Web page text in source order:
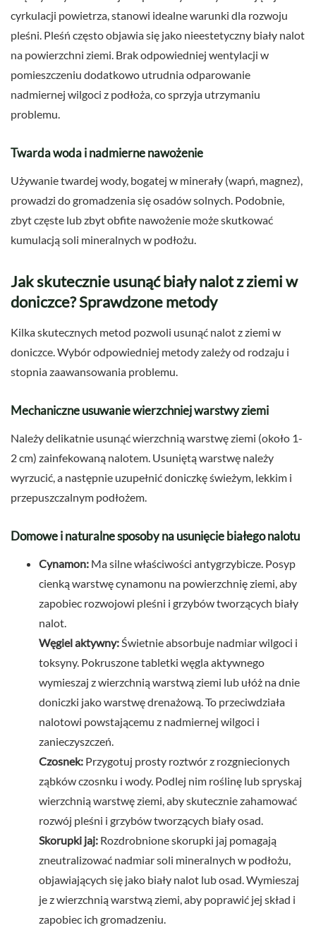
cyrkulacji powietrza, stanowi idealne warunki dla rozwoju
pleśni. Pleśń często objawia się jako nieestetyczny biały nalot
na powierzchni ziemi. Brak odpowiedniej wentylacji w
pomieszczeniu dodatkowo utrudnia odparowanie
nadmiernej wilgoci z podłoża, co sprzyja utrzymaniu
problemu.
Twarda woda i nadmierne nawożenie
Używanie twardej wody, bogatej w minerały (wapń, magnez),
prowadzi do gromadzenia się osadów solnych. Podobnie,
zbyt częste lub zbyt obfite nawożenie może skutkować
kumulacją soli mineralnych w podłożu.
Jak skutecznie usunąć biały nalot z ziemi w
doniczce? Sprawdzone metody
Kilka skutecznych metod pozwoli usunąć nalot z ziemi w
doniczce. Wybór odpowiedniej metody zależy od rodzaju i
stopnia zaawansowania problemu.
Mechaniczne usuwanie wierzchniej warstwy ziemi
Należy delikatnie usunąć wierzchnią warstwę ziemi (około 1-
2 cm) zainfekowaną nalotem. Usuniętą warstwę należy
wyrzucić, a następnie uzupełnić doniczkę świeżym, lekkim i
przepuszczalnym podłożem.
Domowe i naturalne sposoby na usunięcie białego nalotu
Cynamon: Ma silne właściwości antygrzybicze. Posyp
cienką warstwę cynamonu na powierzchnię ziemi, aby
zapobiec rozwojowi pleśni i grzybów tworzących biały
nalot.
Węgiel aktywny: Świetnie absorbuje nadmiar wilgoci i
toksyny. Pokruszone tabletki węgla aktywnego
wymieszaj z wierzchnią warstwą ziemi lub ułóż na dnie
doniczki jako warstwę drenażową. To przeciwdziała
nalotowi powstającemu z nadmiernej wilgoci i
zanieczyszczeń.
Czosnek: Przygotuj prosty roztwór z rozgniecionych
ząbków czosnku i wody. Podlej nim roślinę lub spryskaj
wierzchnią warstwę ziemi, aby skutecznie zahamować
rozwój pleśni i grzybów tworzących biały osad.
Skorupki jaj: Rozdrobnione skorupki jaj pomagają
zneutralizować nadmiar soli mineralnych w podłożu,
objawiających się jako biały nalot lub osad. Wymieszaj
je z wierzchnią warstwą ziemi, aby poprawić jej skład i
zapobiec ich gromadzeniu.